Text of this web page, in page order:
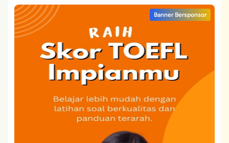
Banner Bersponsor